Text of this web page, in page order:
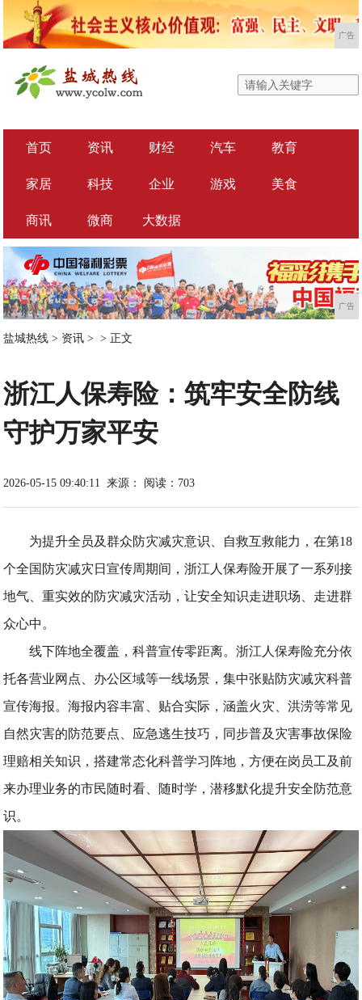
广告
首页 资讯 财经 汽车 教育
家居 科技 企业 游戏 美食
商讯 微商 大数据
广告
盐城热线 > 资讯 > > 正文
浙江人保寿险：筑牢安全防线
守护万家平安
2026-05-15 09:40:11 来源： 阅读：703
为提升全员及群众防灾减灾意识、自救互救能力，在第18
个全国防灾减灾日宣传周期间，浙江人保寿险开展了一系列接
地气、重实效的防灾减灾活动，让安全知识走进职场、走进群
众心中。
线下阵地全覆盖，科普宣传零距离。浙江人保寿险充分依
托各营业网点、办公区域等一线场景，集中张贴防灾减灾科普
宣传海报。海报内容丰富、贴合实际，涵盖火灾、洪涝等常见
自然灾害的防范要点、应急逃生技巧，同步普及灾害事故保险
理赔相关知识，搭建常态化科普学习阵地，方便在岗员工及前
来办理业务的市民随时看、随时学，潜移默化提升安全防范意
识。